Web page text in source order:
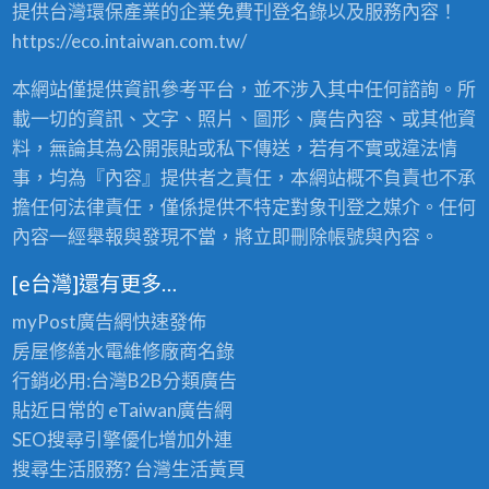
賣
2
小
時
省
服
務
！
〉
提供台灣環保產業的企業免費刊登名錄以及服務內容！
https://eco.intaiwan.com.tw/
本網站僅提供資訊參考平台，並不涉入其中任何諮詢。所
載一切的資訊、文字、照片、圖形、廣告內容、或其他資
料，無論其為公開張貼或私下傳送，若有不實或違法情
事，均為『內容』提供者之責任，本網站概不負責也不承
擔任何法律責任，僅係提供不特定對象刊登之媒介。任何
內容一經舉報與發現不當，將立即刪除帳號與內容。
[e台灣]還有更多…
myPost廣告網快速發佈
房屋修繕水電維修廠商名錄
行銷必用:台灣B2B分類廣告
貼近日常的 eTaiwan廣告網
SEO搜尋引擎優化增加外連
搜尋生活服務? 台灣生活黃頁